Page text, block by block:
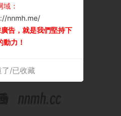
域：
nnmh.me/
告，就是我們堅持下
動力！
了/已收藏